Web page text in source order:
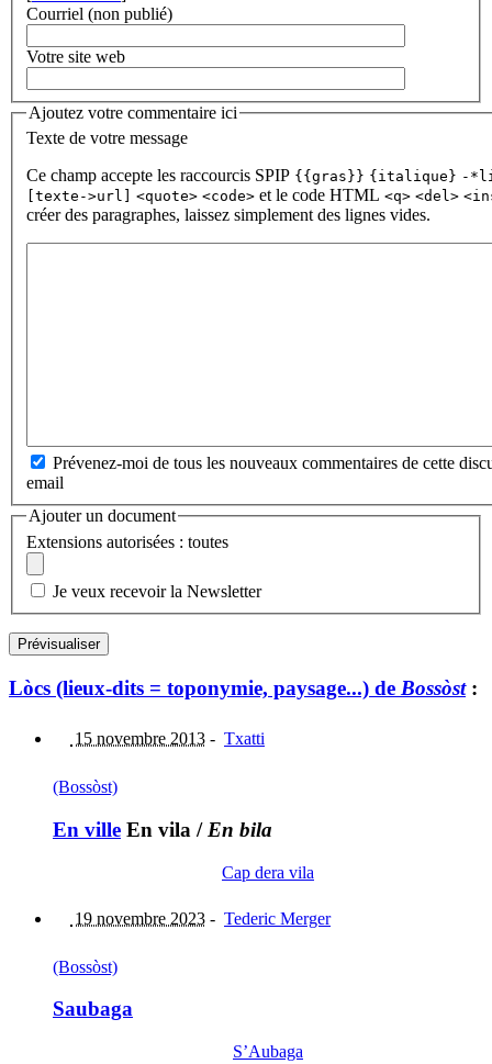
Courriel (non publié)
Votre site web
Ajoutez votre commentaire ici
Texte de votre message
Ce champ accepte les raccourcis SPIP {{gras}} {italique} -
[texte->url]
<quote> <code> et le code HTML <q> <del>
créer des paragraphes, laissez simplement des lignes vides.
Prévenez-moi de tous les nouveaux commentaires de cette
email
Ajouter un document
Extensions autorisées : toutes
Je veux recevoir la Newsletter
Lòcs (lieux-dits = toponymie, paysage...) de Bossòst:
15 novembre 2013 - Txatti
(Bossòst)
En ville En vila / En bila
Cap dera vila
19 novembre 2023 - Tederic Merger
(Bossòst)
Saubaga
S’Aubaga